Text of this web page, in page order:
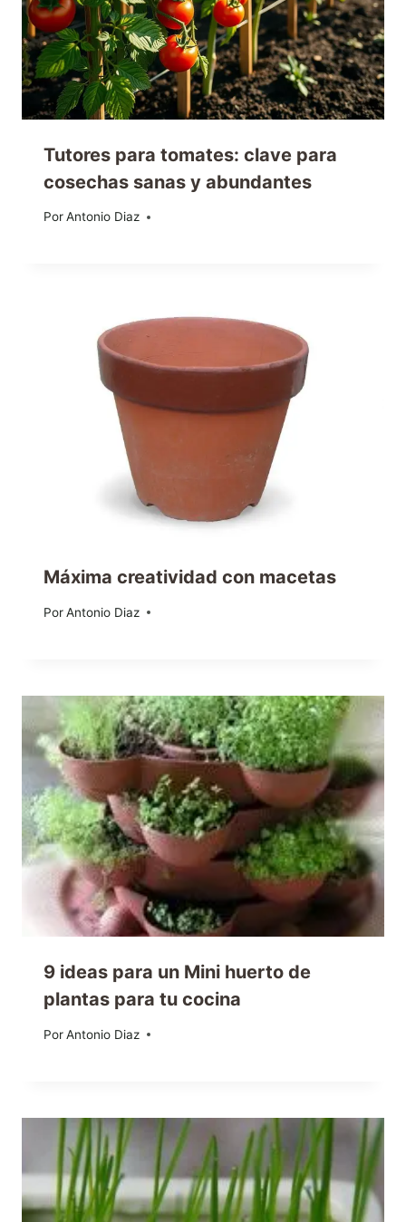
Tutores para tomates: clave para
cosechas sanas y abundantes
PorAntonio Diaz
20/03/2026
Máxima creatividad con macetas
PorAntonio Diaz
18/06/2010
9 ideas para un Mini huerto de
plantas para tu cocina
PorAntonio Diaz
26/04/2012